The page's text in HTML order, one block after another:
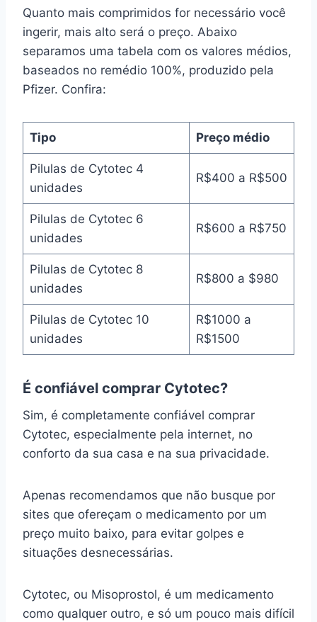
Quanto mais comprimidos for necessário você
ingerir, mais alto será o preço. Abaixo
separamos uma tabela com os valores médios,
baseados no remédio 100%, produzido pela
Pfizer. Confira:
Tipo Preço médio
Pilulas de Cytotec 4
unidades
R$400 a R$500
Pilulas de Cytotec 6
unidades
R$600 a R$750
Pilulas de Cytotec 8
unidades
R$800 a $980
Pilulas de Cytotec 10
unidades
R$1000 a
R$1500
É confiável comprar Cytotec?
Sim, é completamente confiável comprar
Cytotec, especialmente pela internet, no
conforto da sua casa e na sua privacidade.
Apenas recomendamos que não busque por
sites que ofereçam o medicamento por um
preço muito baixo, para evitar golpes e
situações desnecessárias.
Cytotec, ou Misoprostol, é um medicamento
como qualquer outro, e só um pouco mais difícil